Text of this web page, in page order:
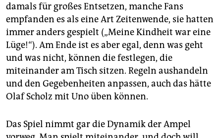
damals für großes Entsetzen, manche Fans
empfanden es als eine Art Zeitenwende, sie hatten
immer anders gespielt („Meine Kindheit war eine
Lüge!“). Am Ende ist es aber egal, denn was geht
und was nicht, können die festlegen, die
miteinander am Tisch sitzen. Regeln aushandeln
und den ­Gegebenheiten anpassen, auch das hätte
Olaf Scholz mit Uno üben können.
Das Spiel nimmt gar die Dynamik der Ampel